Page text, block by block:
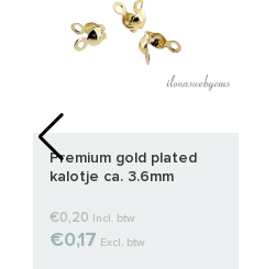
Premium gold plated
kalotje ca. 3.6mm
€0,20 Incl. btw
€0,17 Excl. btw